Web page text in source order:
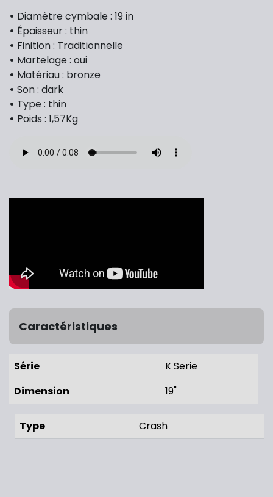
• Diamètre cymbale : 19 in
• Épaisseur : thin
• Finition : Traditionnelle
• Martelage : oui
• Matériau : bronze
• Son : dark
• Type : thin
• Poids : 1,57Kg
Caractéristiques
Série
K Serie
Dimension
19"
Type Crash